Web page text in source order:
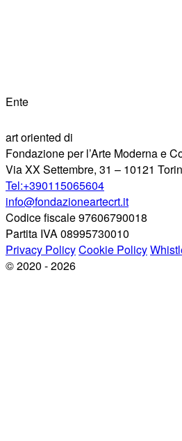
Ente
art oriented di
Fondazione per l’Arte Moderna e
Via XX Settembre, 31 – 10121
Tel:+390115065604
info@fondazioneartecrt.it
Codice fiscale 97606790018
Partita IVA 08995730010
Privacy PolicyCookie Policy
© 2020 - 2026